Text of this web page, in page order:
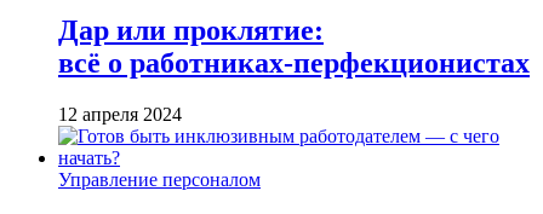
Дар или проклятие:
всё о работниках-перфекционистах
12 апреля 2024
Управление персоналом